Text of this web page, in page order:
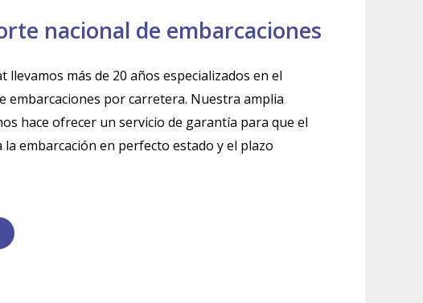
nacional de embarcaciones
llevamos más de 20 años especializados en el
embarcaciones por carretera. Nuestra amplia
hace ofrecer un servicio de garantía para que el
la embarcación en perfecto estado y el plazo